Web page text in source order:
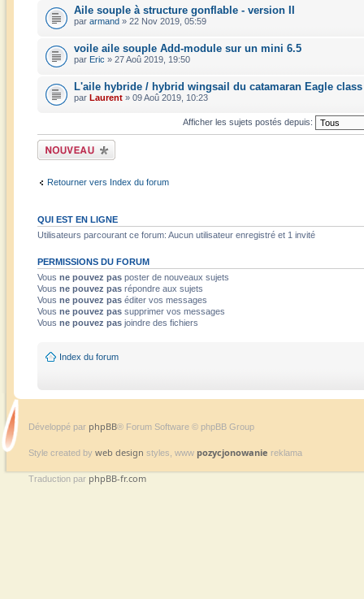
Aile souple à structure gonflable - version II
par armand » 22 Nov 2019, 05:59
voile aile souple Add-module sur un mini 6.5
par Eric » 27 Aoû 2019, 19:50
L'aile hybride / hybrid wingsail du catamaran Eagle class
par Laurent » 09 Aoû 2019, 10:23
Afficher les sujets postés depuis:
Écrire un nouveau
sujet
Retourner vers Index du forum
QUI EST EN LIGNE
Utilisateurs parcourant ce forum: Aucun utilisateur enregistré et 1 invité
PERMISSIONS DU FORUM
Vous ne pouvez pas poster de nouveaux sujets
Vous ne pouvez pas répondre aux sujets
Vous ne pouvez pas éditer vos messages
Vous ne pouvez pas supprimer vos messages
Vous ne pouvez pas joindre des fichiers
Index du forum
Développé par phpBB® Forum Software © phpBB Group
Style created by web design styles, www pozycjonowanie reklama
Traduction par phpBB-fr.com